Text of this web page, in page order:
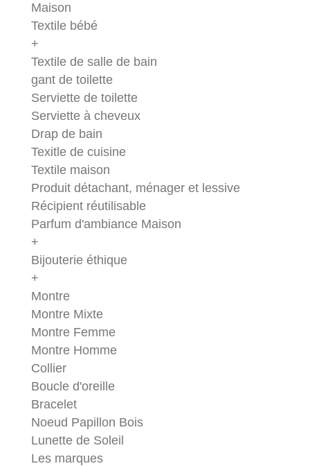
Maison
Textile bébé
+
Textile de salle de bain
gant de toilette
Serviette de toilette
Serviette à cheveux
Drap de bain
Texitle de cuisine
Textile maison
Produit détachant, ménager et lessive
Récipient réutilisable
Parfum d'ambiance Maison
+
Bijouterie éthique
+
Montre
Montre Mixte
Montre Femme
Montre Homme
Collier
Boucle d'oreille
Bracelet
Noeud Papillon Bois
Lunette de Soleil
Les marques